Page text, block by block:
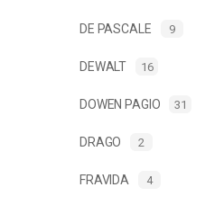
DE PASCALE 9
DEWALT 16
DOWEN PAGIO 31
DRAGO 2
FRAVIDA 4